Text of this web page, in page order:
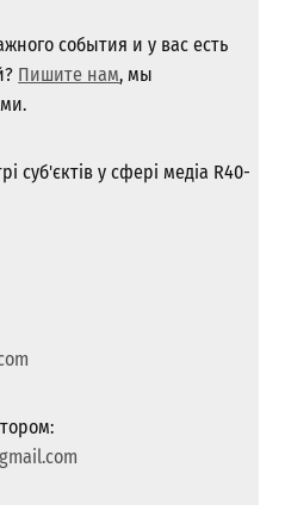
события и у вас есть
Пишите нам, мы
суб'єктів у сфері медіа R40-